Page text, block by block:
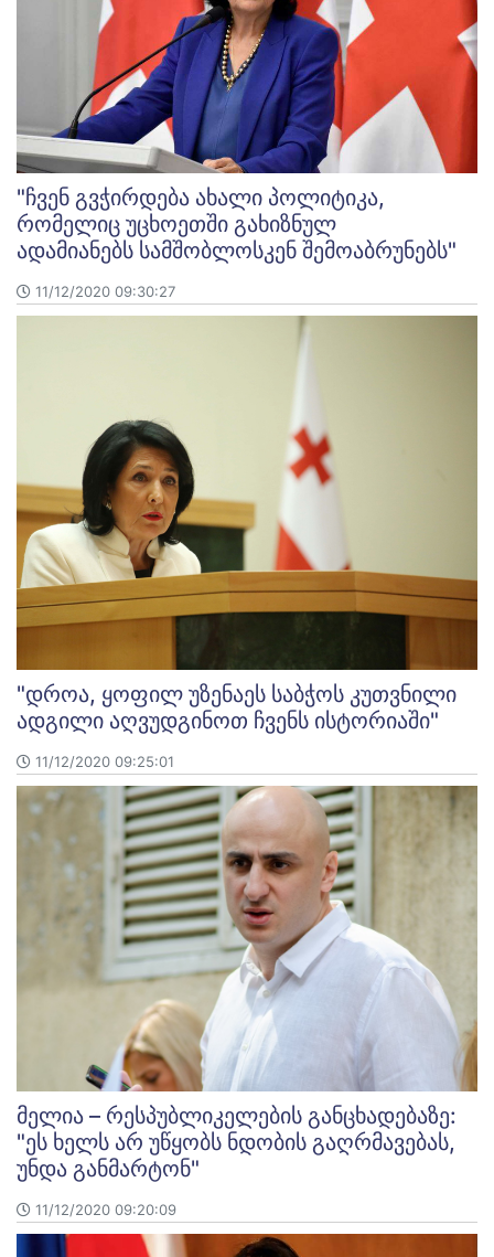
"ჩვენ გვჭირდება ახალი პოლიტიკა,
რომელიც უცხოეთში გახიზნულ
ადამიანებს სამშობლოსკენ შემოაბრუნებს"
11/12/2020 09:30:27
"დროა, ყოფილ უზენაეს საბჭოს კუთვნილი
ადგილი აღვუდგინოთ ჩვენს ისტორიაში"
11/12/2020 09:25:01
მელია – რესპუბლიკელების განცხადებაზე:
"ეს ხელს არ უწყობს ნდობის გაღრმავებას,
უნდა განმარტონ"
11/12/2020 09:20:09